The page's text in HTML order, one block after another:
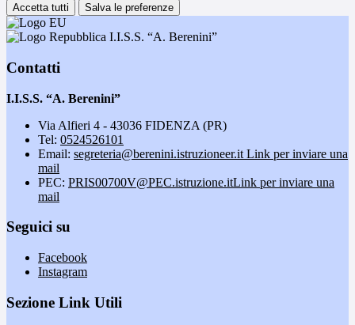
Accetta tutti Salva le preferenze
I.I.S.S. “A. Berenini”
Contatti
I.I.S.S. “A. Berenini”
Via Alfieri 4 - 43036 FIDENZA (PR)
Tel: 0524526101
Email: segreteria@berenini.istruzioneer.it Link per inviare una
mail
PEC: PRIS00700V@PEC.istruzione.itLink per inviare una
mail
Seguici su
Facebook
Instagram
Sezione Link Utili